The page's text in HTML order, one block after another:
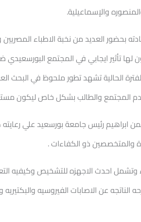
والإسماعيلية.
بحضور العديد من نخبة الاطباء
لها تأثير ايجابي في المجتمع
الحالية تشهد تطور ملحوظ في البحث
المجتمع والطالب بشكل خاص ليكون
ابراهيم رئيس جامعة بورسعيد علي
والمتخصصين ذو الكفاءات .
وتشمل احدث الاجهزه للتشخيص وكيفيه
الناتجه عن الاصابات الفيروسيه